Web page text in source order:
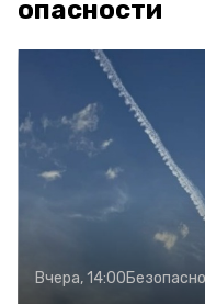
опасности
Вчера, 14:00